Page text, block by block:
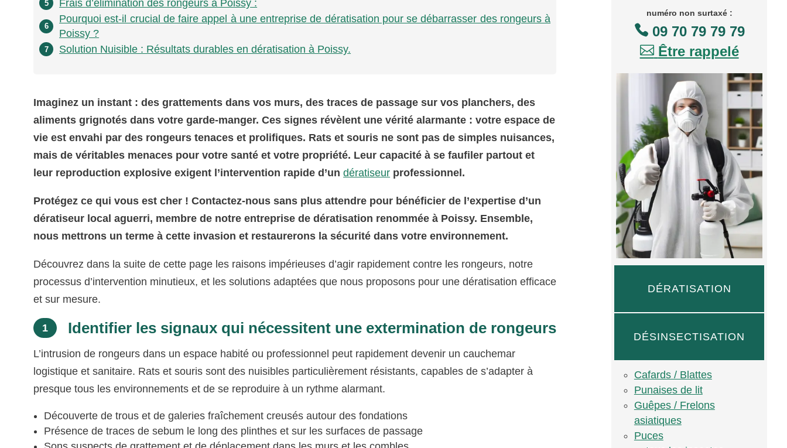
5 Frais d’élimination des rongeurs à Poissy :
6
Pourquoi est-il crucial de faire appel à une entreprise de dératisation pour se débarrasser des rongeurs à
Poissy ?
7 Solution Nuisible : Résultats durables en dératisation à Poissy.
Imaginez un instant : des grattements dans vos murs, des traces de passage sur vos planchers, des
aliments grignotés dans votre garde-manger. Ces signes révèlent une vérité alarmante : votre espace de
vie est envahi par des rongeurs tenaces et prolifiques. Rats et souris ne sont pas de simples nuisances,
mais de véritables menaces pour votre santé et votre propriété. Leur capacité à se faufiler partout et
leur reproduction explosive exigent l’intervention rapide d’undératiseur professionnel.
Protégez ce qui vous est cher ! Contactez-nous sans plus attendre pour bénéficier de l’expertise d’un
dératiseur local aguerri, membre de notre entreprise de dératisation renommée à Poissy. Ensemble,
nous mettrons un terme à cette invasion et restaurerons la sécurité dans votre environnement.
Découvrez dans la suite de cette page les raisons impérieuses d’agir rapidement contre les rongeurs, notre
processus d’intervention minutieux, et les solutions adaptées que nous proposons pour une dératisation efficace
et sur mesure.
1 Identifier les signaux qui nécessitent une extermination de rongeurs
L’intrusion de rongeurs dans un espace habité ou professionnel peut rapidement devenir un cauchemar
logistique et sanitaire. Rats et souris sont des nuisibles particulièrement résistants, capables de s’adapter à
presque tous les environnements et de se reproduire à un rythme alarmant.
Découverte de trous et de galeries fraîchement creusés autour des fondations
Présence de traces de sebum le long des plinthes et sur les surfaces de passage
numéro non surtaxé :
09 70 79 79 79
 Être rappelé
DÉRATISATION
DÉSINSECTISATION
Cafards / Blattes
Punaises de lit
Guêpes / Frelons
asiatiques
Puces